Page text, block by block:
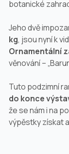
botanické
Jeho dvě
kg, jsou nyní k
Ornamentální
věnování –
Tuto podzimní
do konce
že se nám i na
výpěstky získat